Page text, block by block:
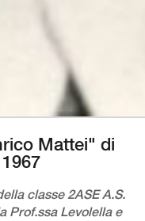
Mattei" di
classe 2ASE A.S.
Prof.ssa Levolella e